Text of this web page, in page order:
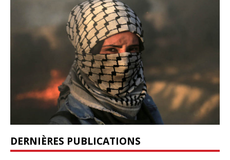
DERNIÈRES PUBLICATIONS